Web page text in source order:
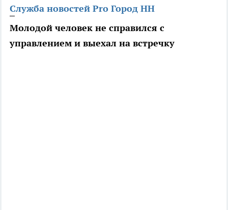
Служба новостей Pro Город НН
Молодой человек не справился с
управлением и выехал на встречку